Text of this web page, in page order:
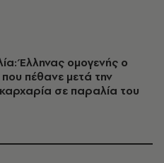
Έλληνας ομογενής ο
πέθανε μετά την
σε παραλία του